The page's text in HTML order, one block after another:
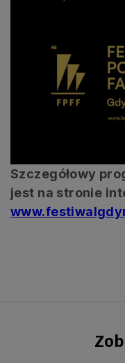
Szczegółowy
jest na stronie